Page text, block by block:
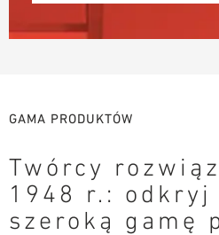
GAMA PRODUKTÓW
Twórcy
1948 r.: odkryj
szeroką gamę